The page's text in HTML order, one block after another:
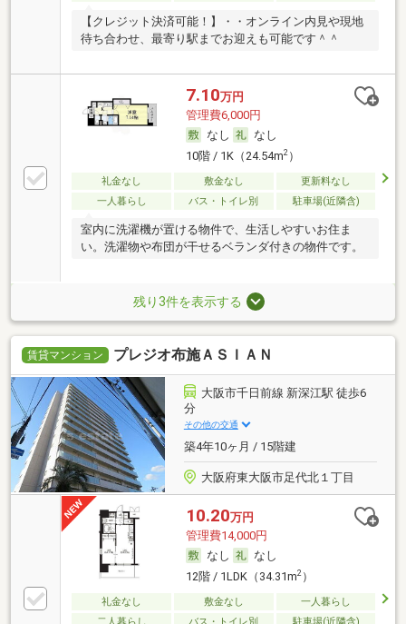
【クレジット決済可能！】・・オンライン内見や現地
待ち合わせ、最寄り駅までお迎えも可能です＾＾
7.10万円
管理費6,000円
なし
なし
10階 / 1K（24.54m2）
礼金なし 敷金なし
更新料なし
一人暮らし
バス・トイレ別 駐車場(近隣含)
室内に洗濯機が置ける物件で、生活しやすいお住ま
い。洗濯物や布団が干せるベランダ付きの物件です。
残り3件を表示する
賃貸マンション プレジオ布施ＡＳＩＡＮ
大阪市千日前線 新深江駅 徒歩6
分
その他の交通
築4年10ヶ月 / 15階建
大阪府東大阪市足代北１丁目
10.20万円
管理費14,000円
なし
なし
12階 / 1LDK（34.31m2）
礼金なし 敷金なし
一人暮らし